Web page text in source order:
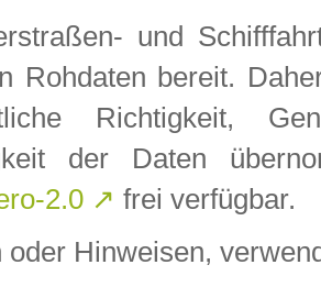
und
Rohdaten bereit.
Richtigkeit,
der Daten
2.0 ↗ frei verfügbar.
oder Hinweisen,